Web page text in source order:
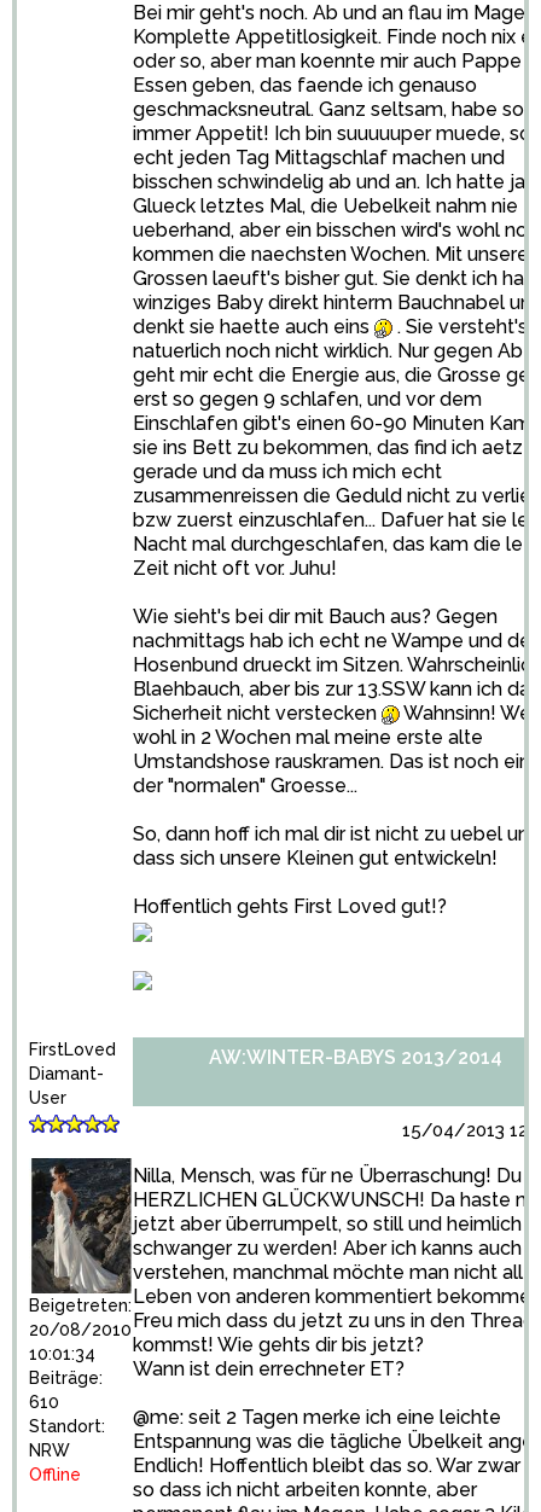
Bei mir geht's noch. Ab und an flau im Magen.
Komplette Appetitlosigkeit. Finde noch nix
oder so, aber man koennte mir auch Pappe
Essen geben, das faende ich genauso
geschmacksneutral. Ganz seltsam, habe
immer Appetit! Ich bin suuuuuper muede,
echt jeden Tag Mittagschlaf machen und
bisschen schwindelig ab und an. Ich hatte ja
Glueck letztes Mal, die Uebelkeit nahm nie
ueberhand, aber ein bisschen wird's wohl
kommen die naechsten Wochen. Mit unserer
Grossen laeuft's bisher gut. Sie denkt ich hab
winziges Baby direkt hinterm Bauchnabel
denkt sie haette auch eins
. Sie versteht's
natuerlich noch nicht wirklich. Nur gegen
geht mir echt die Energie aus, die Grosse
erst so gegen 9 schlafen, und vor dem
Einschlafen gibt's einen 60-90 Minuten
sie ins Bett zu bekommen, das find ich
gerade und da muss ich mich echt
zusammenreissen die Geduld nicht zu
bzw zuerst einzuschlafen... Dafuer hat sie
Nacht mal durchgeschlafen, das kam die
Zeit nicht oft vor. Juhu!
Wie sieht's bei dir mit Bauch aus? Gegen
nachmittags hab ich echt ne Wampe und der
Hosenbund drueckt im Sitzen. Wahrscheinlich
Blaehbauch, aber bis zur 13.SSW kann ich
Sicherheit nicht verstecken
Wahnsinn!
wohl in 2 Wochen mal meine erste alte
Umstandshose rauskramen. Das ist noch
der "normalen" Groesse...
So, dann hoff ich mal dir ist nicht zu uebel und
dass sich unsere Kleinen gut entwickeln!
Hoffentlich gehts First Loved gut!?
FirstLoved
Diamant-
User
Beigetreten:
20/08/2010
10:01:34
Beiträge:
610
Standort:
NRW
Offline
AW:WINTER-BABYS 2013/2014
15/04/2013
Nilla, Mensch, was für ne Überraschung! Du
HERZLICHEN GLÜCKWUNSCH! Da haste
jetzt aber überrumpelt, so still und heimlich
schwanger zu werden! Aber ich kanns auch
verstehen, manchmal möchte man nicht
Leben von anderen kommentiert
Freu mich dass du jetzt zu uns in den Thread
kommst! Wie gehts dir bis jetzt?
Wann ist dein errechneter ET?
@me: seit 2 Tagen merke ich eine leichte
Entspannung was die tägliche Übelkeit
Endlich! Hoffentlich bleibt das so. War zwar
so dass ich nicht arbeiten konnte, aber